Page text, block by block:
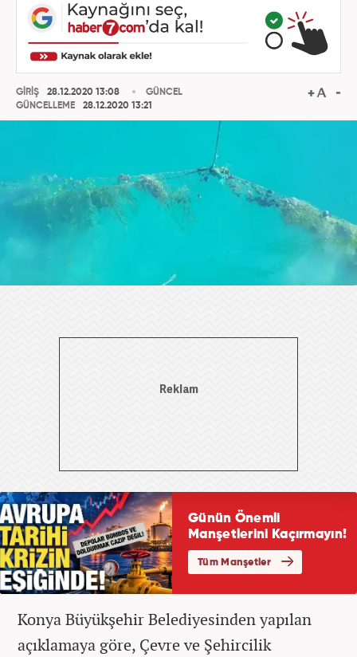
GİRİŞ
28.12.2020 13:08
GÜNCELLEME
28.12.2020 13:21
GÜNCEL
Konya Büyükşehir Belediyesinden yapılan
açıklamaya göre, Çevre ve Şehircilik